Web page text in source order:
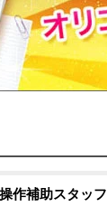
作補助スタッフ